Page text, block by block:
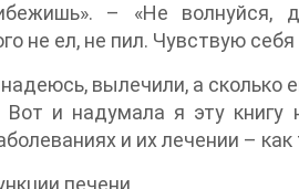
– «Не волнуйся,
не ел, не пил. Чувствую
вылечили, а сколько
и надумала я эту книгу
и их лечении –